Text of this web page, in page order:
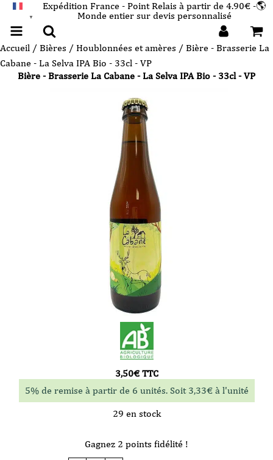
▼
Expédition France - Point Relais à partir de 4.90€ -🌎
Monde entier sur devis personnalisé
Accueil / Bières / Houblonnées et amères / Bière - Brasserie La
Cabane - La Selva IPA Bio - 33cl - VP
Bière - Brasserie La Cabane - La Selva IPA Bio - 33cl - VP
3,50€TTC
5% de remise à partir de 6 unités. Soit 3,33€à l'unité
29 en stock
Gagnez 2 points fidélité !